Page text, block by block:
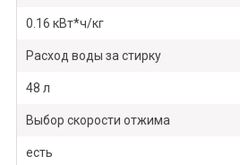
0.16 кВт*ч/кг
Расход воды за стирку
48 л
Выбор скорости отжима
есть